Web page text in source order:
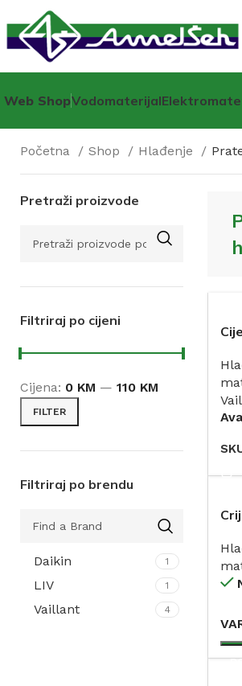
Web ShopVodomaterijal
Početna Shop Hlađenje
Pretraži proizvode
Filtriraj po cijeni
FILTER
Cijena: 0 KM — 110 KM
Filtriraj po brendu
Daikin 1
LIV 1
Vaillant 4